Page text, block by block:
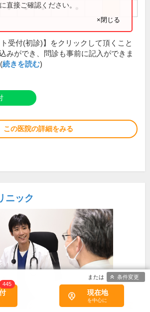
● ● ●
直接ご確認ください。
×閉じる
ト受付(初診)】をクリックして頂くこと
みができ、問診も事前に記入ができま
続きを読む)
この医院の詳細をみる
ニック
445
現在地
条件変更